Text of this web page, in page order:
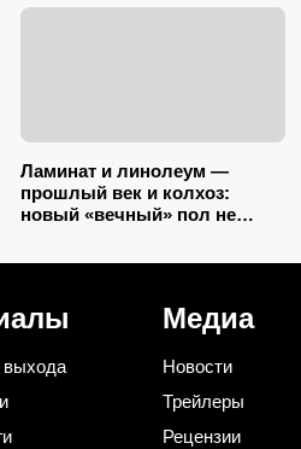
Ламинат и линолеум —
прошлый век и колхоз:
новый «вечный» пол не
выхода
Медиа
Новости
Трейлеры
Рецензии